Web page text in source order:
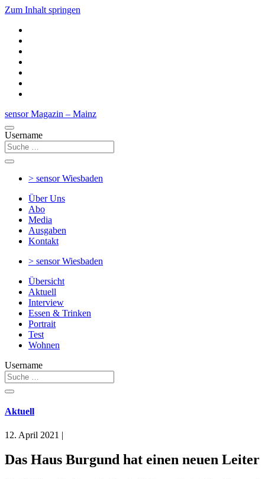
Zum Inhalt springen
sensor Magazin – Mainz
Username
> sensorWiesbaden
Über Uns
Abo
Media
Ausgaben
Kontakt
> sensorWiesbaden
Übersicht
Aktuell
Interview
Essen & Trinken
Portrait
Test
Wohnen
Username
Aktuell
12. April 2021 |
Das Haus Burgund hat einen neuen Leiter